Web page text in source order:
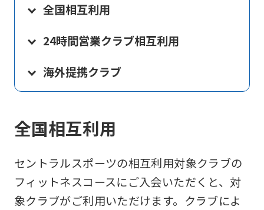
全国相互利用
24時間営業クラブ相互利用
海外提携クラブ
全国相互利用
セントラルスポーツの相互利用対象クラブの
フィットネスコースにご入会いただくと、対
象クラブがご利用いただけます。クラブによ